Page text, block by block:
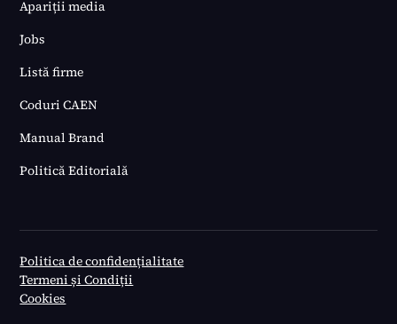
Apariții media
Jobs
Listă firme
Coduri CAEN
Manual Brand
Politică Editorială
Politica de confidențialitate
Termeni și Condiții
Cookies